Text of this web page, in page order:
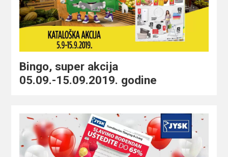
Bingo, super akcija
05.09.-15.09.2019. godine